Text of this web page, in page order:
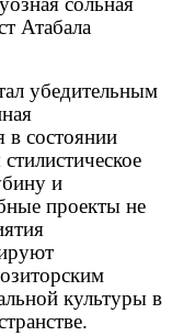
Атабала
убедительным
в состоянии
и
проекты не
культуры в